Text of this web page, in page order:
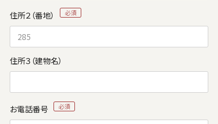
住所２（番地）
住所３（建物名）
お電話番号